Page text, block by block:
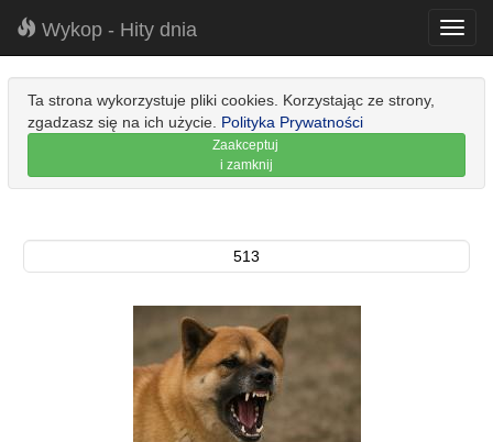
Wykop - Hity dnia
Ta strona wykorzystuje pliki cookies. Korzystając ze strony,
zgadzasz się na ich użycie. Polityka Prywatności
Zaakceptuj
i zamknij
513